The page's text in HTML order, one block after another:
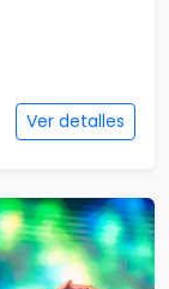
Ver detalles